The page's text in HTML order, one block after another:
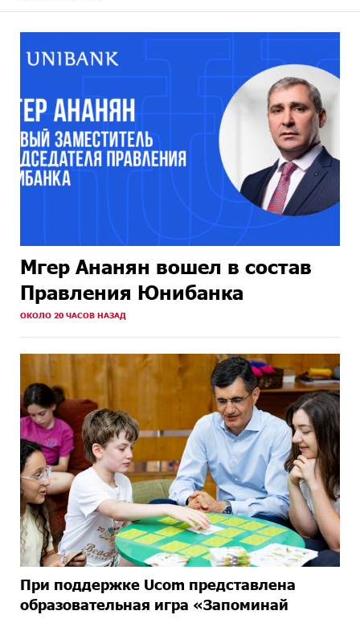
Мгер Ананян вошел в состав
Правления Юнибанка
ОКОЛО 20 ЧАСОВ НАЗАД
При поддержке Ucom представлена
образовательная игра «Запоминай